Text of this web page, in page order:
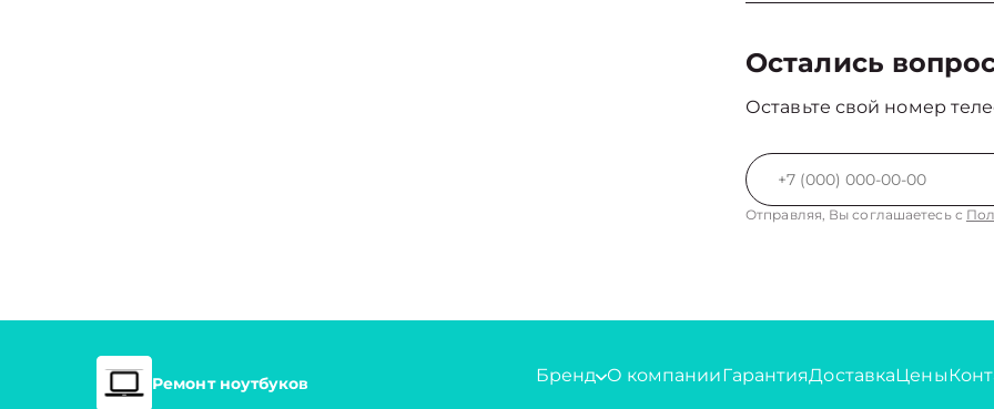
Остались
Оставьте свой номер
Отправляя, Вы соглашаетесь с
Ремонт ноутбуков
Бренд О компанииГарантияДоставкаЦены